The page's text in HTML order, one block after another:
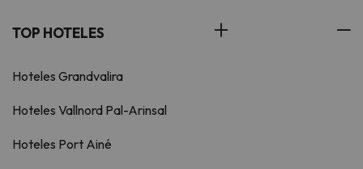
TOP HOTELES
Hoteles Grandvalira
Hoteles Vallnord Pal-Arinsal
Hoteles Port Ainé